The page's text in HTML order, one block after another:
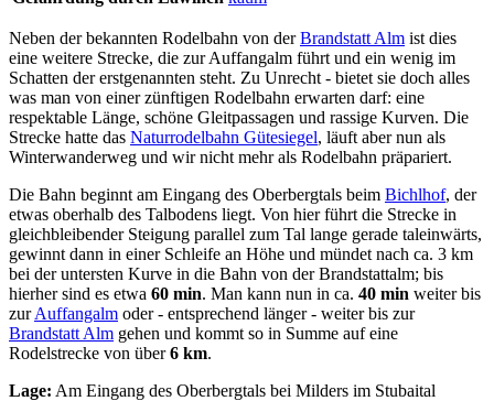
Neben der bekannten Rodelbahn von derBrandstatt Alm ist dies
eine weitere Strecke, die zur Auffangalm führt und ein wenig im
Schatten der erstgenannten steht. Zu Unrecht - bietet sie doch alles
was man von einer zünftigen Rodelbahn erwarten darf: eine
respektable Länge, schöne Gleitpassagen und rassige Kurven. Die
Strecke hatte das Naturrodelbahn Gütesiegel, läuft aber nun als
Winterwanderweg und wir nicht mehr als Rodelbahn präpariert.
Die Bahn beginnt am Eingang des Oberbergtals beim Bichlhof, der
etwas oberhalb des Talbodens liegt. Von hier führt die Strecke in
gleichbleibender Steigung parallel zum Tal lange gerade taleinwärts,
gewinnt dann in einer Schleife an Höhe und mündet nach ca. 3 km
bei der untersten Kurve in die Bahn von der Brandstattalm; bis
hierher sind es etwa 60 min. Man kann nun in ca. 40 min weiter bis
zurAuffangalm oder - entsprechend länger - weiter bis zur
Brandstatt Alm gehen und kommt so in Summe auf eine
Rodelstrecke von über6 km.
Lage: Am Eingang des Oberbergtals bei Milders im Stubaital